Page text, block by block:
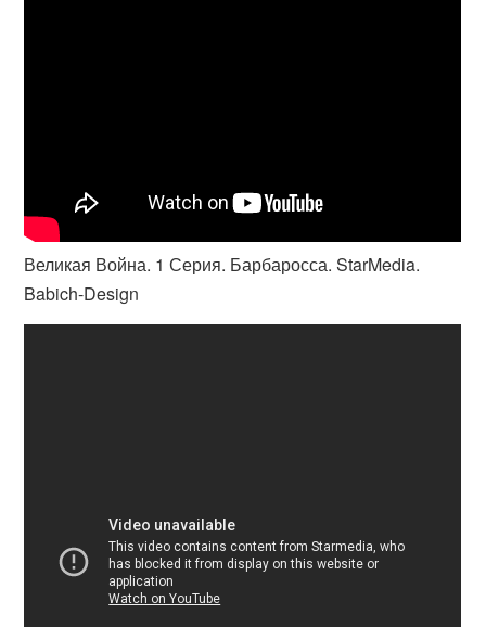
Великая Война. 1 Серия. Барбаросса. StarMedia.
Babich-Design